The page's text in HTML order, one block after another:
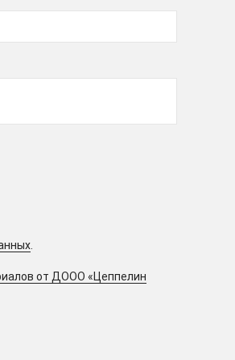
от ДООО «Цеппелин